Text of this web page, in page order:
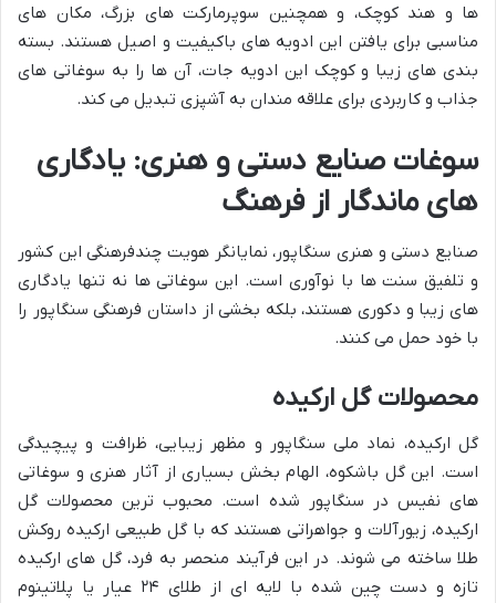
ها و هند کوچک، و همچنین سوپرمارکت های بزرگ، مکان های
مناسبی برای یافتن این ادویه های باکیفیت و اصیل هستند. بسته
بندی های زیبا و کوچک این ادویه جات، آن ها را به سوغاتی های
جذاب و کاربردی برای علاقه مندان به آشپزی تبدیل می کند.
سوغات صنایع دستی و هنری: یادگاری
های ماندگار از فرهنگ
صنایع دستی و هنری سنگاپور، نمایانگر هویت چندفرهنگی این کشور
و تلفیق سنت ها با نوآوری است. این سوغاتی ها نه تنها یادگاری
های زیبا و دکوری هستند، بلکه بخشی از داستان فرهنگی سنگاپور را
با خود حمل می کنند.
محصولات گل ارکیده
گل ارکیده، نماد ملی سنگاپور و مظهر زیبایی، ظرافت و پیچیدگی
است. این گل باشکوه، الهام بخش بسیاری از آثار هنری و سوغاتی
های نفیس در سنگاپور شده است. محبوب ترین محصولات گل
ارکیده، زیورآلات و جواهراتی هستند که با گل طبیعی ارکیده روکش
طلا ساخته می شوند. در این فرآیند منحصر به فرد، گل های ارکیده
تازه و دست چین شده با لایه ای از طلای ۲۴ عیار یا پلاتینوم